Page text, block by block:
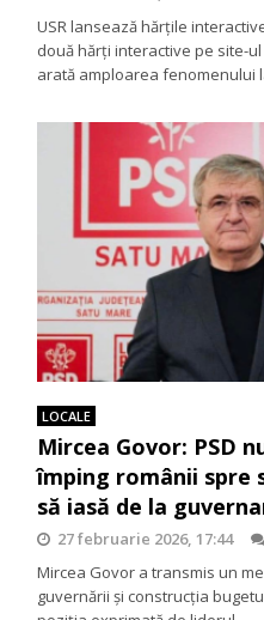
USR lansează hărțile
două hărți interactive pe site-
arată amploarea fenomenului
LOCALE
Mircea Govor: PSD
împing românii spre
să iasă de la
27 februarie 2026, 17:44
Mircea Govor a transmis un
guvernării și construcția